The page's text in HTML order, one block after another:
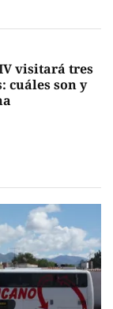
visitará tres
cuáles son y